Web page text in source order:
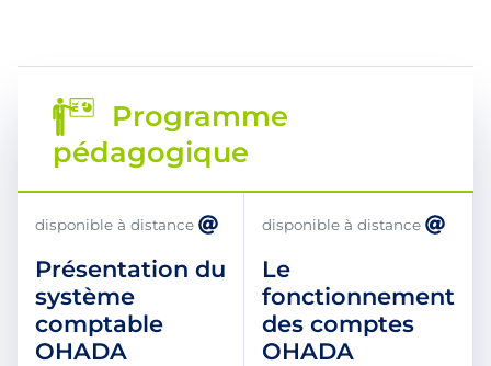
Programme
pédagogique
disponible à distance
Présentation du
système
comptable
OHADA
disponible à distance
Le
fonctionnement
des comptes
OHADA